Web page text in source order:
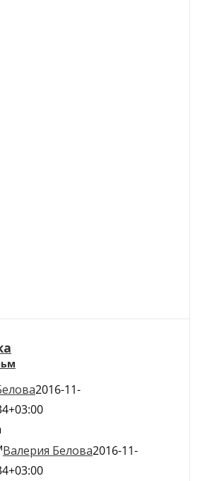
2016-11-
Валерия Белова2016-11-